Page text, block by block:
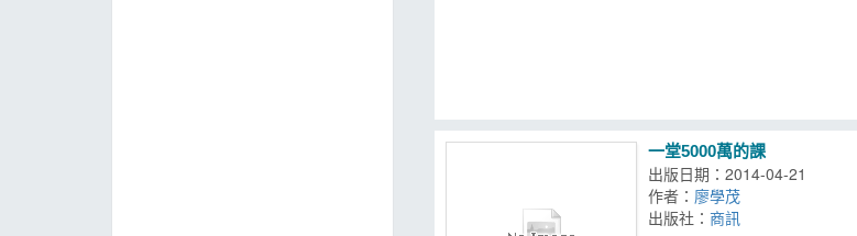
一堂5000萬的課
出版日期：2014-04-21
作者： 廖學茂
出版社：